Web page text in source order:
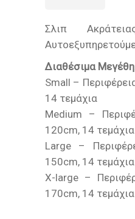
Σλιπ
Διαθέσιμα
Small –
14 τεμάχια
Medium –
120cm, 14 τεμάχια
Large –
150cm, 14 τεμάχια
X-large –
170cm, 14 τεμάχια